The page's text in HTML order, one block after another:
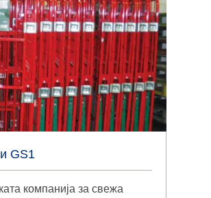
GS1
компанија за свежа